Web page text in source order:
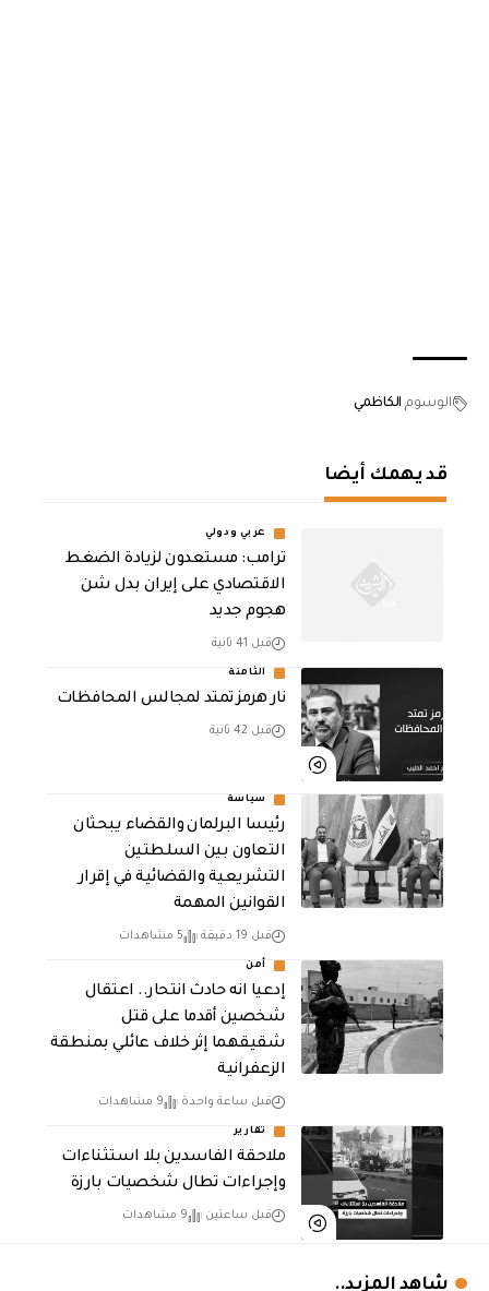
الوسوم الكاظمي
قد يهمك أيضا
عربي ودولي
‏ترامب: مستعدون لزيادة الضغط
الاقتصادي على إيران بدل شن
هجوم جديد
قبل 41 ثانية
الثامنة
نار هرمز تمتد لمجالس المحافظات
قبل 42 ثانية
سياسة
رئيسا البرلمان والقضاء يبحثان
التعاون بين السلطتين
التشريعية والقضائية في إقرار
القوانين المهمة
قبل 19 دقيقة 5 مشاهدات
أمن
إدعيا انه حادث انتحار.. اعتقال
شخصين أقدما على قتل
شقيقهما إثر خلاف عائلي بمنطقة
الزعفرانية
قبل ساعة واحدة 9 مشاهدات
تقارير
ملاحقة الفاسدين بلا استثناءات
وإجراءات تطال شخصيات بارزة
قبل ساعتين 9 مشاهدات
شاهد المزيد..